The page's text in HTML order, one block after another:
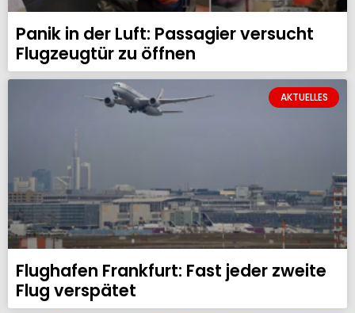
Panik in der Luft: Passagier versucht
Flugzeugtür zu öffnen
AKTUELLES
Flughafen Frankfurt: Fast jeder zweite
Flug verspätet